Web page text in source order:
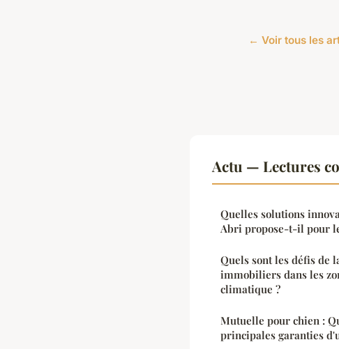
← Voir tous les
Actu — Lectures
Quelles solutions
Abri propose-t-il pour
Quels sont les défis de
immobiliers dans les
climatique ?
Mutuelle pour chien :
principales garanties